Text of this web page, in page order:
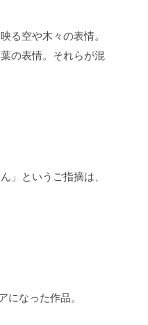
る空や木々の表情。
の表情。それらが混
」というご指摘は、
になった作品。